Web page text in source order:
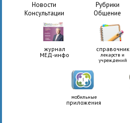
Новости Рубрики
Консультации
Общение
журнал
МЕД-инфо
справочник
лекарств и
учреждений
мобильные
приложения